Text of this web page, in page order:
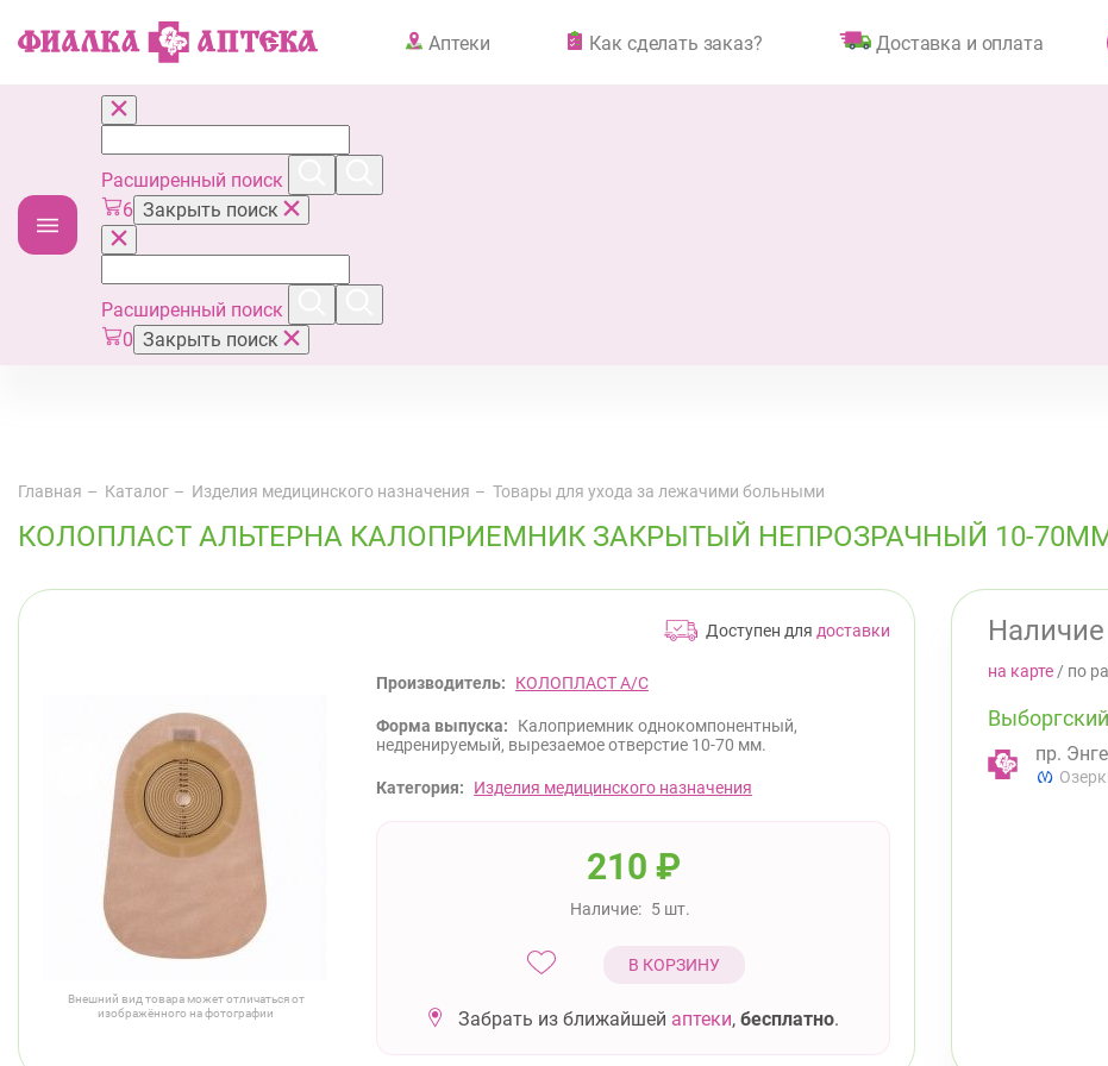
Аптеки Как сделать заказ? Доставка и оплата
Расширенный поиск
6 Закрыть поиск
Расширенный поиск
0 Закрыть поиск
Главная Каталог Изделия медицинского назначения Товары для ухода за лежачими больными
КОЛОПЛАСТ АЛЬТЕРНА КАЛОПРИЕМНИК ЗАКРЫТЫЙ НЕПРОЗРАЧНЫЙ 10-70ММ
Доступен для доставки
Внешний вид товара может отличаться от
изображённого на фотографии
Производитель: КОЛОПЛАСТ А/С
Форма выпуска:
Калоприемник однокомпонентный,
недренируемый, вырезаемое отверстие 10-70 мм.
Категория: Изделия медицинского назначения
210 ₽
Наличие: 5 шт.
В КОРЗИНУ
Забрать из ближайшей аптеки, бесплатно.
Наличие
на карте / по
пр.